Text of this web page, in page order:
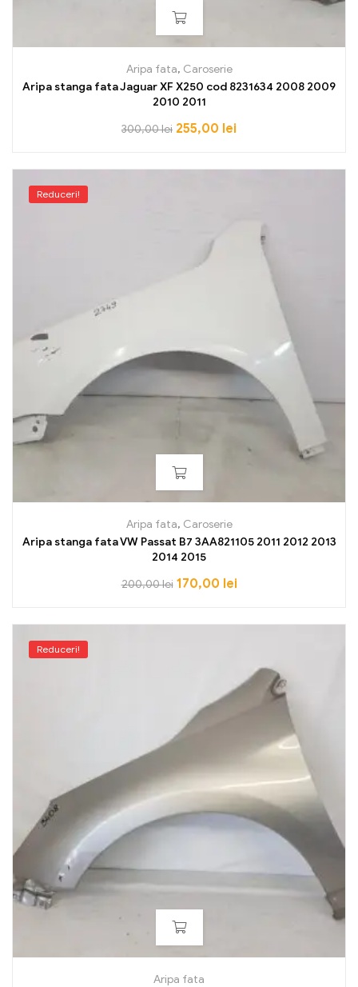
Aripa fata, Caroserie
Aripa stanga fata Jaguar XF X250 cod 8231634 2008 2009
2010 2011
300,00lei 255,00 lei
Reduceri!
Aripa fata, Caroserie
Aripa stanga fata VW Passat B7 3AA821105 2011 2012 2013
2014 2015
200,00lei 170,00 lei
Reduceri!
Aripa fata